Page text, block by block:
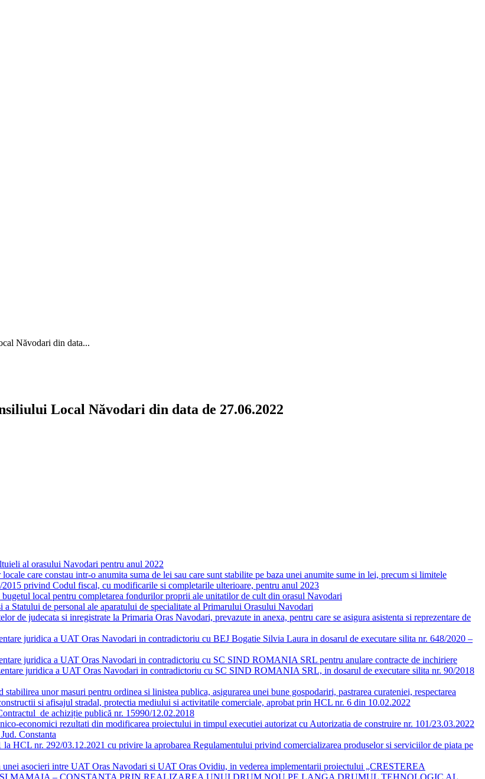
Năvodari din data...
Local Năvodari din data de 27.06.2022
al orasului Navodari pentru anul 2022
care constau intr-o anumita suma de lei sau care sunt stabilite pe baza unei anumite sume in lei, precum si limitele
privind Codul fiscal, cu modificarile si completarile ulterioare, pentru anul 2023
local pentru completarea fondurilor proprii ale unitatilor de cult din orasul Navodari
Statului de personal ale aparatului de specialitate al Primarului Orasului Navodari
de judecata si inregistrate la Primaria Oras Navodari, prevazute in anexa, pentru care se asigura asistenta si reprezentare de
juridica a UAT Oras Navodari in contradictoriu cu BEJ Bogatie Silvia Laura in dosarul de executare silita nr. 648/2020 –
juridica a UAT Oras Navodari in contradictoriu cu SC SIND ROMANIA SRL pentru anulare contracte de inchiriere
juridica a UAT Oras Navodari in contradictoriu cu SC SIND ROMANIA SRL, in dosarul de executare silita nr. 90/2018
unor masuri pentru ordinea si linistea publica, asigurarea unei bune gospodariri, pastrarea curateniei, respectarea
si afisajul stradal, protectia mediului si activitatile comerciale, aprobat prin HCL nr. 6 din 10.02.2022
de achiziție publică nr. 15990/12.02.2018
economici rezultati din modificarea proiectului in timpul executiei autorizat cu Autorizatia de construire nr. 101/23.03.2022
Constanta
HCL nr. 292/03.12.2021 cu privire la aprobarea Regulamentului privind comercializarea produselor si serviciilor de piata pe
asocieri intre UAT Oras Navodari si UAT Oras Ovidiu, in vederea implementarii proiectului „CRESTEREA
MAMAIA – CONSTANTA PRIN REALIZAREA UNUI DRUM NOU PE LANGA DRUMUL TEHNOLOGIC AL